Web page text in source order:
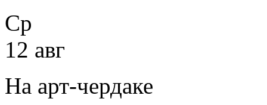
Ср
12 авг
На арт-чердаке